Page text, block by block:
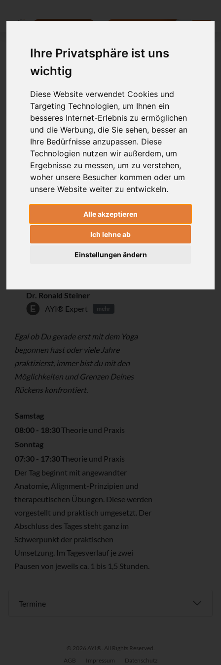
Ihre Privatsphäre ist uns
wichtig
Diese Website verwendet Cookies und
Targeting Technologien, um Ihnen ein
besseres Internet-Erlebnis zu ermöglichen
und die Werbung, die Sie sehen, besser an
Ihre Bedürfnisse anzupassen. Diese
Technologien nutzen wir außerdem, um
Ergebnisse zu messen, um zu verstehen,
woher unsere Besucher kommen oder um
unsere Website weiter zu entwickeln.
Alle akzeptieren
Ich lehne ab
Einstellungen ändern
Anmeldung
Leider ausgebucht
Rücken und
Körperhaltung - Die
Polarität des
06. - 07.02.2015 | | 15 Stunden
Dr. Ronald Steiner
AYI® Expert
mehr
Egal ob Du gerade erst mit dem Yoga
begonnen hast oder viele Jahre
praktizierst, immer bist du mit den
Möglichkeiten und Grenzen Deines
Rückens konfrontiert.
Samstag
08:00 - 18:30Theorie und Praxis
Sonntag
07:30 - 17:30Theorie und Praxis
Der Tag beginnt mit angewandter
Anatomie, Alignment-Prinzipien und
therapeutischen Übungen. Diese werden
vorgestellt und praktisch umgesetzt. Der
Abschluss des Tages steht ganz im
Schwerpunkt der praktischen
Umsetzung. Im Tagesverlauf je zwei
Pausen von jeweils ca. 1 bis 1,5 Stunden.
Termine
© 2026 AYI®. All Rights Reserved.
AGB
Impressum Datenschutz